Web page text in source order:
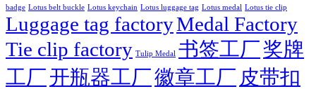
badge Lotus belt buckle Lotus keychain Lotus luggage tag Lotus medal Lotus tie clip
Luggage tag factoryMedal Factory
Tie clip factory Tulip Medal 书签工厂奖牌
工厂开瓶器工厂徽章工厂 皮带扣